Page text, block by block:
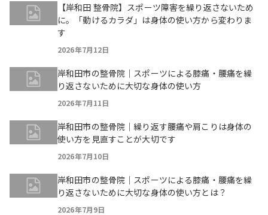
【岸和田 整骨院】スポーツ障害を繰り返さないため
に。「動けるカラダ」は身体の使い方から変わりま
す
2026年7月12日
岸和田市の整骨院｜スポーツによる膝痛・腰痛を繰
り返さないために大切な身体の使い方
2026年7月11日
岸和田市の整骨院｜繰り返す腰痛や肩こりは身体の
使い方を見直すことが大切です
2026年7月10日
岸和田市の整骨院｜スポーツによる膝痛・腰痛を繰
り返さないために大切な身体の使い方とは？
2026年7月9日